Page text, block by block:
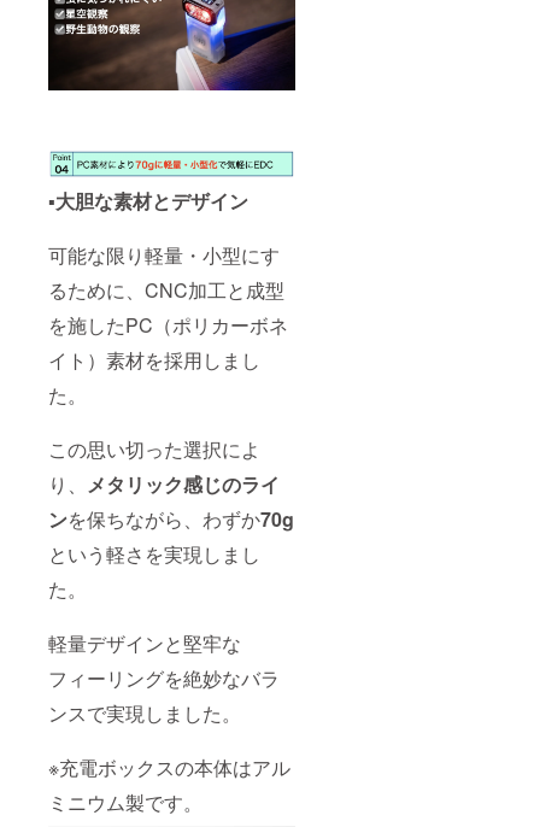
▪️大胆な素材とデザイン
可能な限り軽量・小型にす
るために、CNC加工と成型
を施したPC（ポリカーボネ
イト）素材を採用しまし
た。
この思い切った選択によ
り、 メタリック感じのライ
ンを保ちながら、わずか70g
という軽さを実現しまし
た。
軽量デザインと堅牢な
フィーリングを絶妙なバラ
ンスで実現しました。
※充電ボックスの本体はアル
ミニウム製です。